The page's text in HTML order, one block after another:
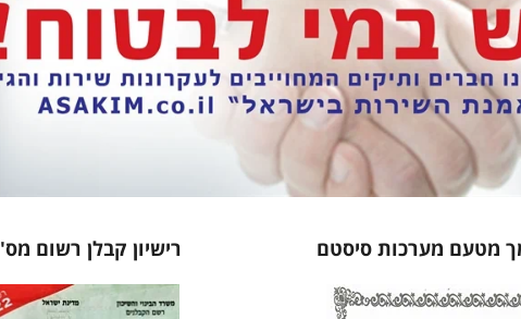
מטעם מערכות סיסטם רישיון קבלן רשום מס' 35331